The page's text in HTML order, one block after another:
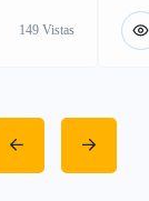
149 Vistas